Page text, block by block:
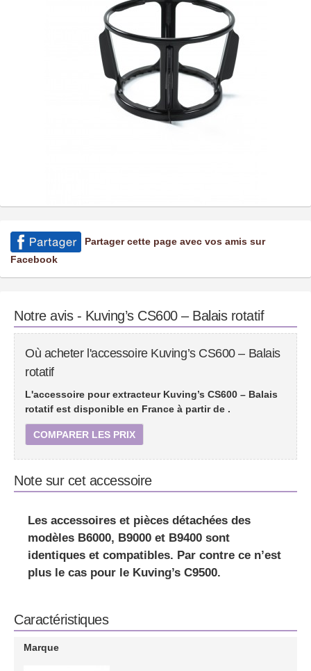
Partager cette page avec vos amis sur
Facebook
Notre avis - Kuving’s CS600 – Balais rotatif
Où acheter l'accessoire Kuving’s CS600 – Balais
rotatif
L'accessoire pour extracteur Kuving’s CS600 – Balais
rotatif est disponible en France à partir de .
COMPARER LES PRIX
Note sur cet accessoire
Les accessoires et pièces détachées des
modèles B6000, B9000 et B9400 sont
identiques et compatibles. Par contre ce n’est
plus le cas pour le Kuving’s C9500.
Caractéristiques
Marque